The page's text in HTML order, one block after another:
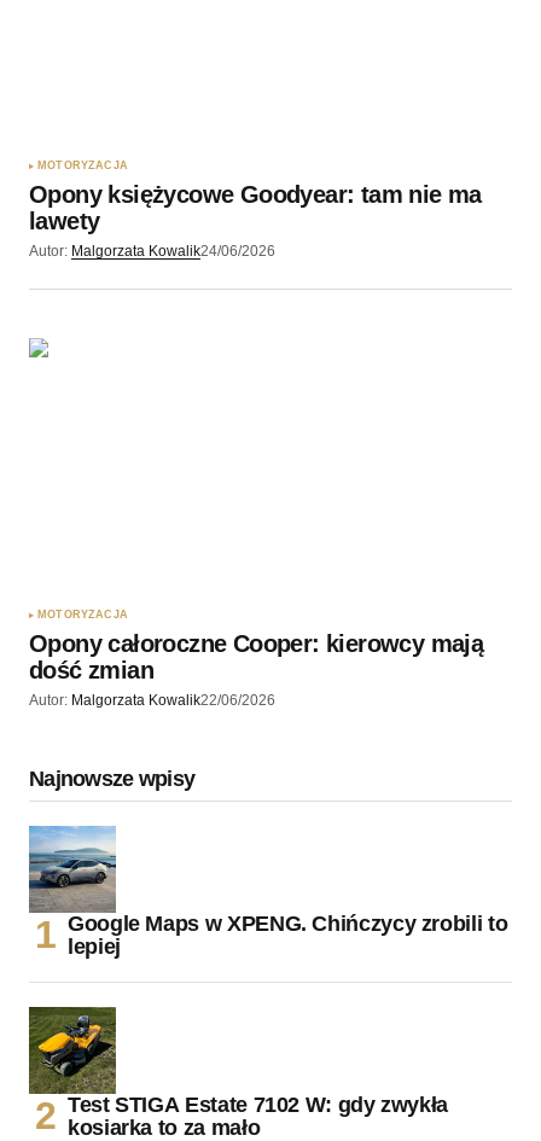
MOTORYZACJA
Opony księżycowe Goodyear: tam nie ma
lawety
Autor: Malgorzata Kowalik24/06/2026
MOTORYZACJA
Opony całoroczne Cooper: kierowcy mają
dość zmian
Autor: Malgorzata Kowalik22/06/2026
Najnowsze wpisy
Google Maps w XPENG. Chińczycy zrobili to
lepiej
Test STIGA Estate 7102 W: gdy zwykła
kosiarka to za mało